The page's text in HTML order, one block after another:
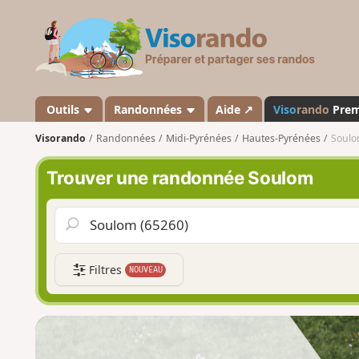
s
a
n
d
o
Outils Randonnées Aide ↗ Visorando
Visorando Randonnées Midi-Pyrénées Hautes-Pyrénées
Trouver une randonnée Soulom
Filtres NOUVEAU